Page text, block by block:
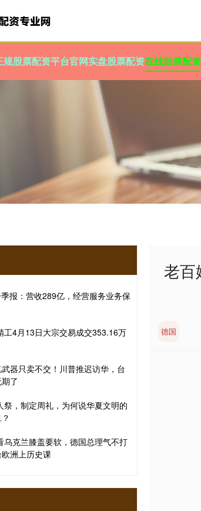
规股票配资平台官网实盘股票配资在线股票配
老百
德国
报：营收289亿，经营服务业务保
工4月13日大宗交易成交353.16万
器只卖不交！川普推迟访华，台
了
祭，制定周礼，为何说华夏文明的
乌克兰膝盖要软，德国总理气不打
洲上历史课